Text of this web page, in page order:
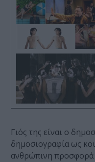
Γιός της είναι ο
δημοσιογραφία ως
ανθρώπινη προσφορά